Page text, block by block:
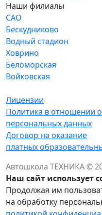
Наши филиалы
САО
Бескудниково
Водный стадион
Ховрино
Беломорская
Войковская
Лицензии
Политика в отношении
персональных данных
Договор на оказание
платных
Автошкола ТЕХНИКА ©
Наш сайт использует
Продолжая им
на обработку